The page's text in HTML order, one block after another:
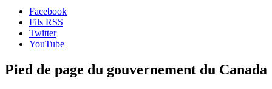
Facebook
Fils RSS
Twitter
YouTube
Pied de page du gouvernement du Canada